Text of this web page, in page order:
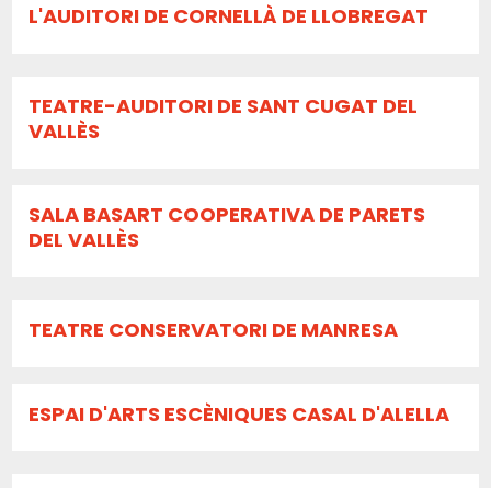
L'AUDITORI DE CORNELLÀ DE LLOBREGAT
TEATRE-AUDITORI DE SANT CUGAT DEL
VALLÈS
SALA BASART COOPERATIVA DE PARETS
DEL VALLÈS
TEATRE CONSERVATORI DE MANRESA
ESPAI D'ARTS ESCÈNIQUES CASAL D'ALELLA